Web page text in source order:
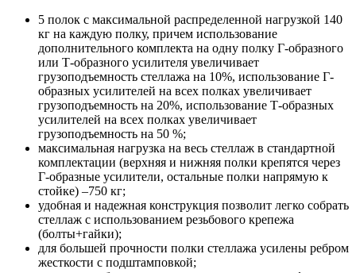
5 полок с максимальной распределенной нагрузкой 140
кг на каждую полку, причем использование
дополнительного комплекта на одну полку Г-образного
или Т-образного усилителя увеличивает
грузоподъемность стеллажа на 10%, использование Г-
образных усилителей на всех полках увеличивает
грузоподъемность на 20%, использование Т-образных
усилителей на всех полках увеличивает
грузоподъемность на 50 %;
максимальная нагрузка на весь стеллаж в стандартной
комплектации (верхняя и нижняя полки крепятся через
Г-образные усилители, остальные полки напрямую к
стойке) –750 кг;
удобная и надежная конструкция позволит легко собрать
стеллаж с использованием резьбового крепежа
(болты+гайки);
для большей прочности полки стеллажа усилены ребром
жесткости с подштамповкой;